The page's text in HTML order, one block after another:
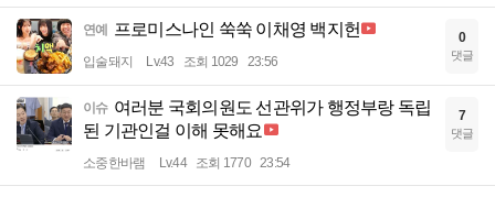
연예 프로미스나인 쑥쑥 이채영 백지헌
입술돼지 Lv.43 조회 1029 23:56
0
댓글
이슈 여러분 국회의원도 선관위가 행정부랑 독립
된 기관인걸 이해 못해요
소중한바램 Lv.44 조회 1770 23:54
7
댓글